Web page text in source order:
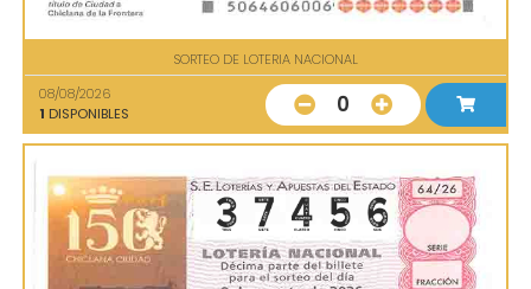
SORTEO DE LOTERIA NACIONAL
08/08/2026
1 DISPONIBLES 0